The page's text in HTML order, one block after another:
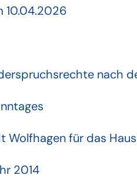
10.04.2026
nach
für das
2014